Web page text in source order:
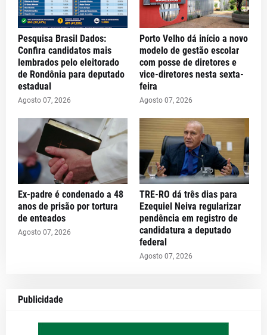
Pesquisa Brasil Dados:
Confira candidatos mais
lembrados pelo eleitorado
de Rondônia para deputado
estadual
Agosto 07, 2026
Porto Velho dá início a novo
modelo de gestão escolar
com posse de diretores e
vice-diretores nesta sexta-
feira
Agosto 07, 2026
Ex-padre é condenado a 48
anos de prisão por tortura
de enteados
Agosto 07, 2026
TRE-RO dá três dias para
Ezequiel Neiva regularizar
pendência em registro de
candidatura a deputado
federal
Agosto 07, 2026
Publicidade